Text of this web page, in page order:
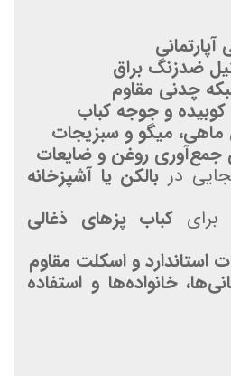
ضدزنگ براق
کوبیده و جوجه کباب
ماهی، میگو و سبزیجات
جمع‌آوری روغن و ضایعات
در بالکن یا آشپزخانه
کباب پزهای ذغالی
استاندارد و اسکلت مقاوم
خانواده‌ها و استفاده